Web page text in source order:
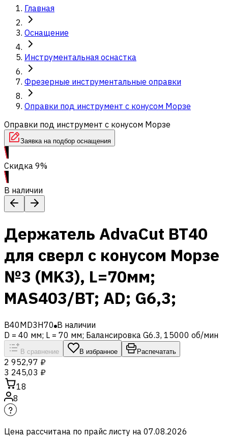
Главная
Оснащение
Инструментальная оснастка
Фрезерные инструментальные оправки
Оправки под инструмент с конусом Морзе
Оправки под инструмент с конусом Морзе
Заявка на подбор оснащения
Скидка 9%
В наличии
Держатель AdvaCut BT40
для сверл с конусом Морзе
№3 (MK3), L=70мм;
MAS403/BT; AD; G6,3;
B40MD3H70 В наличии
D = 40 мм; L = 70 мм; Балансировка G6.3, 15000 об/мин
В сравнение В избранное Распечатать
2 952,97 ₽
3 245,03 ₽
18
8
Цена рассчитана по прайс листу на 07.08.2026